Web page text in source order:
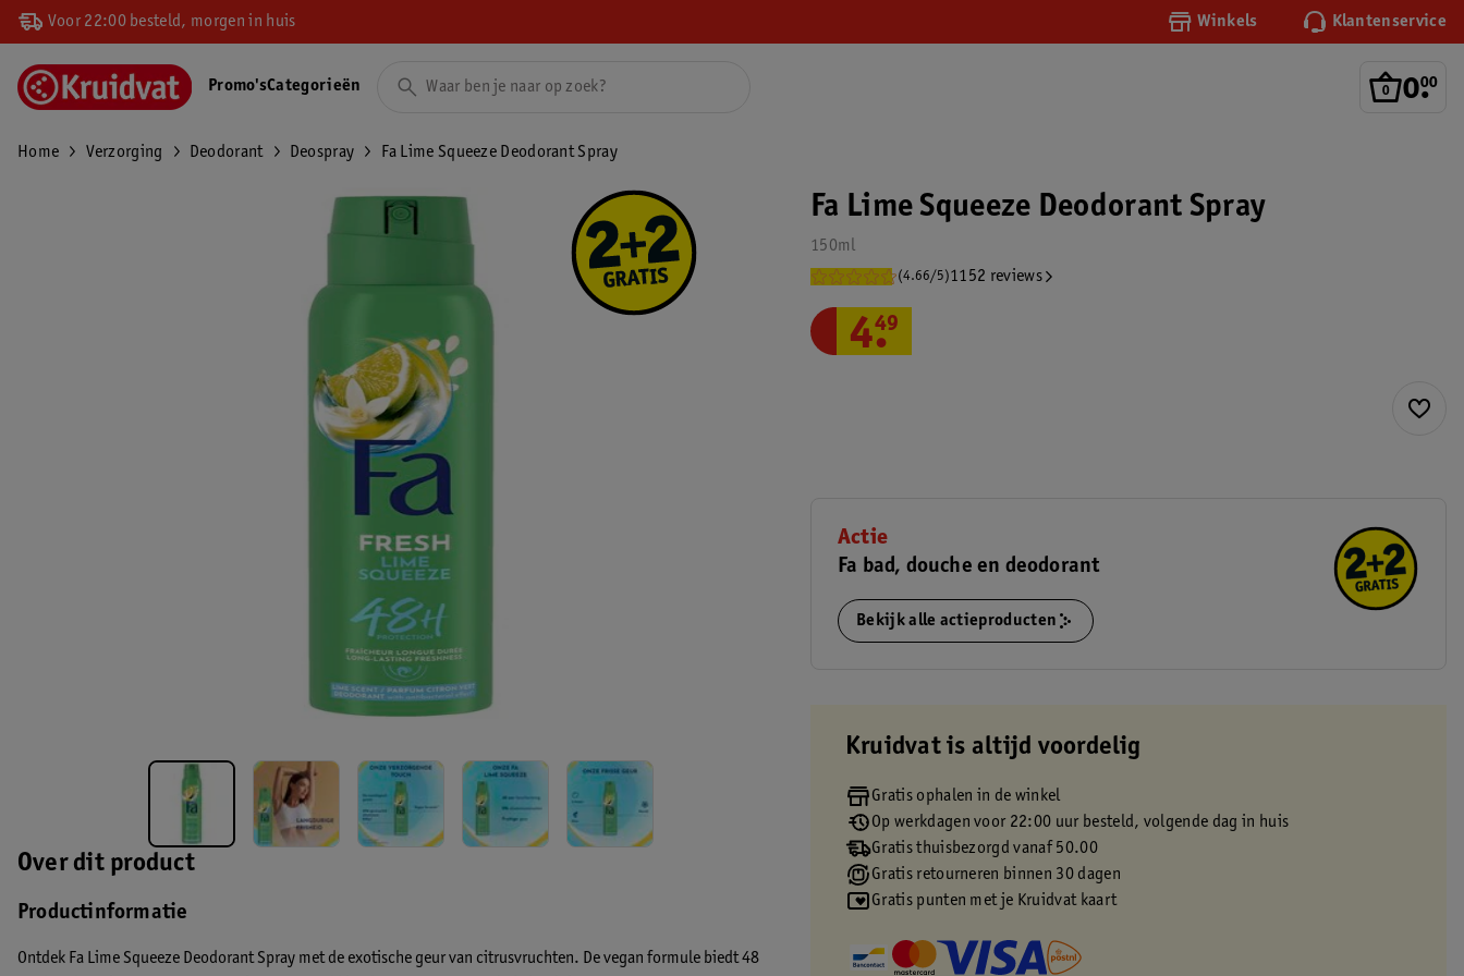
Voor 22:00 besteld, morgen in huis Winkels Klantenservice
0.
00
Promo'sCategorieën
Home Verzorging Deodorant Deospray Fa Lime Squeeze Deodorant Spray
Over dit product
Productinformatie
Ontdek Fa Lime Squeeze Deodorant Spray met de exotische geur van citrusvruchten. De vegan formule biedt 48
Fa Lime Squeeze Deodorant Spray
150ml
(4.66/5)1152 reviews
4.
49
Actie
Fa bad, douche en deodorant
Bekijk alle actieproducten
Kruidvat is altijd voordelig
Gratis ophalen in de winkel
Op werkdagen voor 22:00 uur besteld, volgende dag in huis
Gratis thuisbezorgd vanaf 50.00
Gratis retourneren binnen 30 dagen
Gratis punten met je Kruidvat kaart